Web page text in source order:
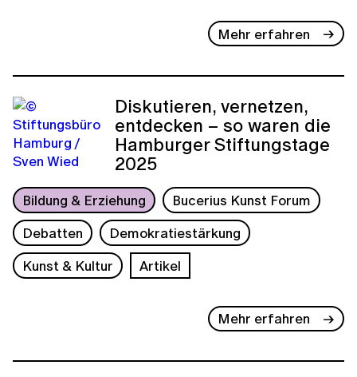
Mehr erfahren
Diskutieren, vernetzen,
entdecken – so waren die
Hamburger Stiftungstage
2025
Bildung & Erziehung
Bucerius Kunst Forum
Debatten
Demokratiestärkung
Kunst & Kultur
Artikel
Mehr erfahren